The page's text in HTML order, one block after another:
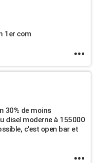
1er com
30% de moins
disel moderne à 155000
c'est open bar et